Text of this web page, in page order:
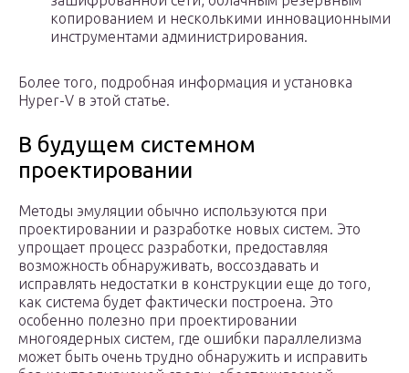
копированием и несколькими инновационными
инструментами администрирования.
Более того, подробная информация и установка
Hyper-V в этой статье.
В будущем системном
проектировании
Методы эмуляции обычно используются при
проектировании и разработке новых систем. Это
упрощает процесс разработки, предоставляя
возможность обнаруживать, воссоздавать и
исправлять недостатки в конструкции еще до того,
как система будет фактически построена. Это
особенно полезно при проектировании
многоядерных систем, где ошибки параллелизма
может быть очень трудно обнаружить и исправить